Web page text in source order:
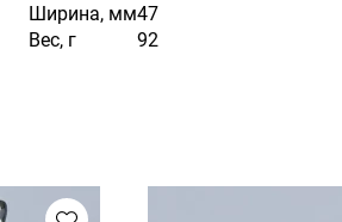
Ширина, мм47
Вес, г
92